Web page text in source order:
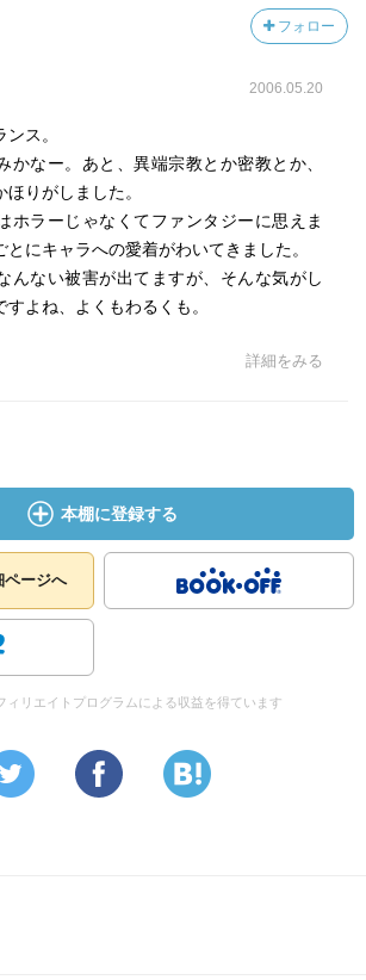
フォロー
2006.05.20
ス。
かなー。あと、異端宗教とか密教とか、
りがしました。
ホラーじゃなくてファンタジーに思えま
にキャラへの愛着がわいてきました。
んない被害が出てますが、そんな気がし
よね、よくもわるくも。
詳細をみる
本棚に登録する
ージへ
ィリエイトプログラムによる収益を得ています